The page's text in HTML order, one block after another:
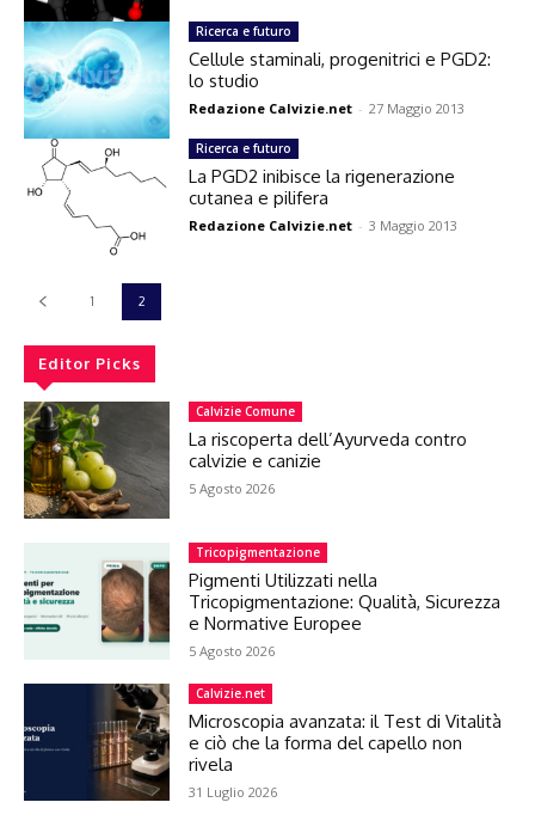
Ricerca e futuro
Cellule staminali, progenitrici e PGD2:
lo studio
Redazione Calvizie.net - 27 Maggio 2013
Ricerca e futuro
La PGD2 inibisce la rigenerazione
cutanea e pilifera
Redazione Calvizie.net - 3 Maggio 2013
1 2
Editor Picks
Calvizie Comune
La riscoperta dell’Ayurveda contro
calvizie e canizie
5 Agosto 2026
Tricopigmentazione
Pigmenti Utilizzati nella
Tricopigmentazione: Qualità, Sicurezza
e Normative Europee
5 Agosto 2026
Calvizie.net
Microscopia avanzata: il Test di Vitalità
e ciò che la forma del capello non
rivela
31 Luglio 2026